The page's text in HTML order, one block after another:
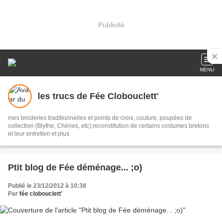
Publicité
MENU
les trucs de Fée Clobouclett'
mes broderies traditionnelles et points de croix, couture, poupées de
collection (Blythe, Chéries, etc),reconstitution de certains costumes bretons
et leur entretien et plus
Ptit blog de Fée déménage... ;o)
Publié le 23/12/2012 à 10:38
Par fée clobouclett'